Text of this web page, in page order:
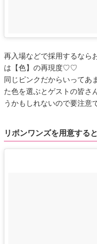
再入場などで採用するなら
は【色】の再現度♡♡
同じピンクだからいってあ
た色を選ぶとゲストの皆さ
うかもしれないので要注意
リボンワンズを用意する